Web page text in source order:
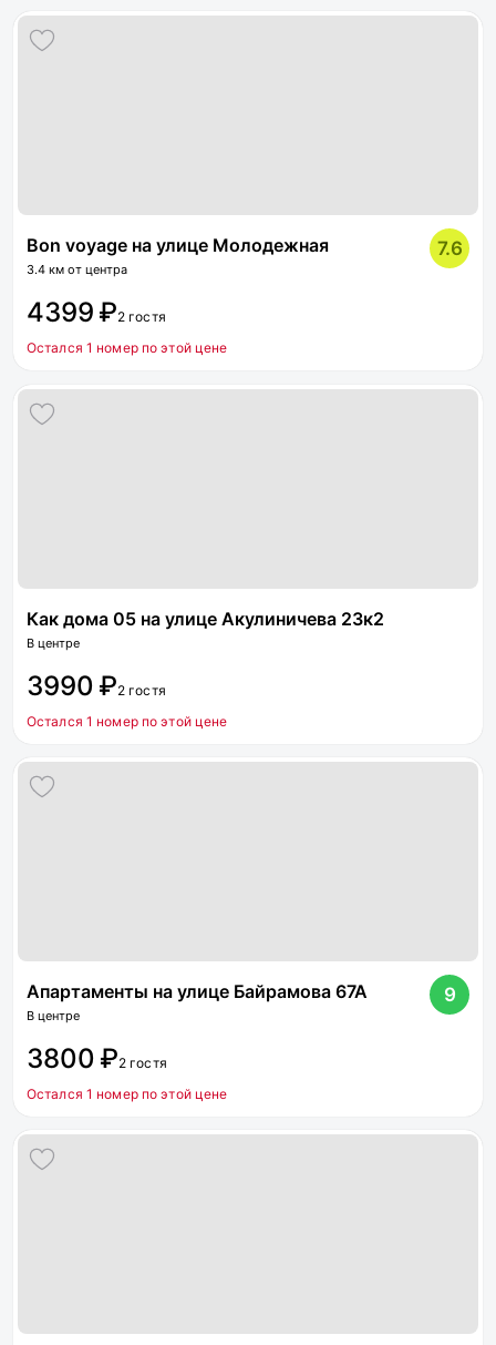
Bon voyage на улице Молодежная
3.4 км от центра
7.6
4399 ₽2 гостя
Остался 1 номер по этой цене
Как дома 05 на улице Акулиничева 23к2
В центре
3990 ₽2 гостя
Остался 1 номер по этой цене
Апартаменты на улице Байрамова 67А
В центре
9
3800 ₽2 гостя
Остался 1 номер по этой цене